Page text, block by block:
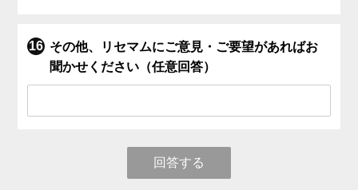
その他、リセマムにご意見・ご要望があればお
聞かせください（任意回答）
回答する